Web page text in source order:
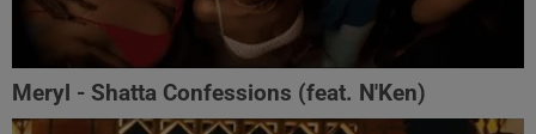
Meryl - Shatta Confessions (feat. N'Ken)